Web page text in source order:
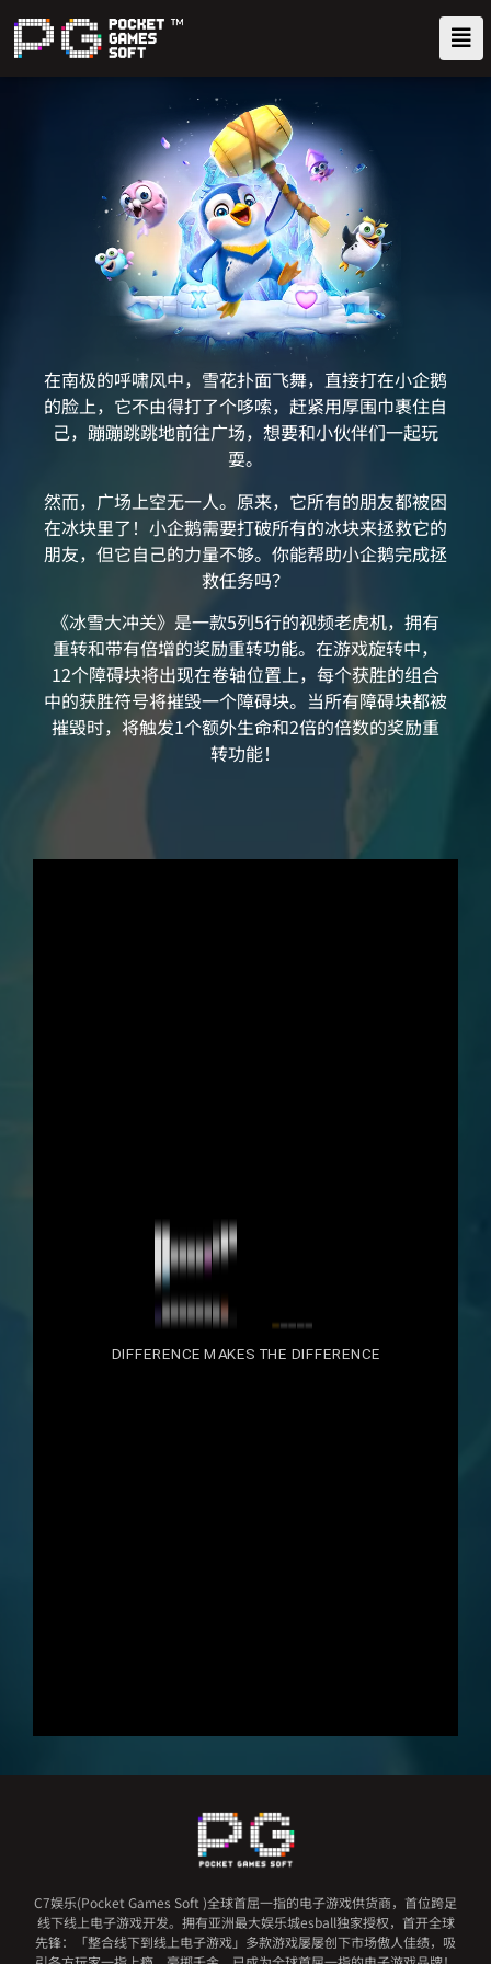
在南极的呼啸风中，雪花扑面飞舞，直接打在小企鹅
的脸上，它不由得打了个哆嗦，赶紧用厚围巾裹住自
己，蹦蹦跳跳地前往广场，想要和小伙伴们一起玩
耍。
然而，广场上空无一人。原来，它所有的朋友都被困
在冰块里了！小企鹅需要打破所有的冰块来拯救它的
朋友，但它自己的力量不够。你能帮助小企鹅完成拯
救任务吗？
《冰雪大冲关》是一款5列5行的视频老虎机，拥有
重转和带有倍增的奖励重转功能。在游戏旋转中，
12个障碍块将出现在卷轴位置上，每个获胜的组合
中的获胜符号将摧毁一个障碍块。当所有障碍块都被
摧毁时，将触发1个额外生命和2倍的倍数的奖励重
转功能！
C7娱乐(Pocket Games Soft )全球首屈一指的电子游戏供货商，首位跨足
线下线上电子游戏开发。拥有亚洲最大娱乐城esball独家授权，首开全球
先锋：「整合线下到线上电子游戏」多款游戏屡屡创下市场傲人佳绩，吸